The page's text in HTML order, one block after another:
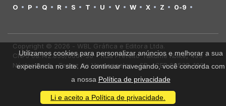
O
P Q R S T U V W X Z 0-9
Copyright © 2026 - WBL Gráfica e Editora Ltda.
CNPJ 08.142.850/0001-36 - Rua Prefeito Takume Koike, 499 -
Núcleo Itaim - Ferraz de Vasconcelos - SP - CEP 08538-100
Utilizamos cookies para personalizar anúncios e melhorar a sua
experiência no site. Ao continuar navegando, você concorda com
a nossa Política de privacidade
Li e aceito a Política de privacidade.